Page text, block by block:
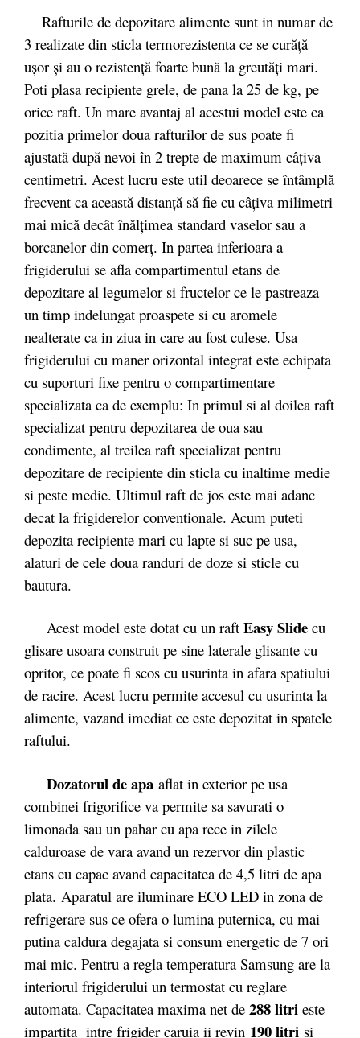
Rafturile de depozitare alimente sunt in numar de
3 realizate din sticla termorezistenta ce se curăță
ușor și au o rezistență foarte bună la greutăți mari.
Poti plasa recipiente grele, de pana la 25 de kg, pe
orice raft. Un mare avantaj al acestui model este ca
pozitia primelor doua rafturilor de sus poate fi
ajustată după nevoi în 2 trepte de maximum câţiva
centimetri. Acest lucru este util deoarece se întâmplă
frecvent ca această distanţă să fie cu câţiva milimetri
mai mică decât înălţimea standard vaselor sau a
borcanelor din comerţ. In partea inferioara a
frigiderului se afla compartimentul etans de
depozitare al legumelor si fructelor ce le pastreaza
un timp indelungat proaspete si cu aromele
nealterate ca in ziua in care au fost culese. Usa
frigiderului cu maner orizontal integrat este echipata
cu suporturi fixe pentru o compartimentare
specializata ca de exemplu: In primul si al doilea raft
specializat pentru depozitarea de oua sau
condimente, al treilea raft specializat pentru
depozitare de recipiente din sticla cu inaltime medie
si peste medie. Ultimul raft de jos este mai adanc
decat la frigiderelor conventionale. Acum puteti
depozita recipiente mari cu lapte si suc pe usa,
alaturi de cele doua randuri de doze si sticle cu
bautura.
Acest model este dotat cu un raft Easy Slide cu
glisare usoara construit pe sine laterale glisante cu
opritor, ce poate fi scos cu usurinta in afara spatiului
de racire. Acest lucru permite accesul cu usurinta la
alimente, vazand imediat ce este depozitat in spatele
raftului.
Dozatorul de apa aflat in exterior pe usa
combinei frigorifice va permite sa savurati o
limonada sau un pahar cu apa rece in zilele
calduroase de vara avand un rezervor din plastic
etans cu capac avand capacitatea de 4,5 litri de apa
plata. Aparatul are iluminare ECO LED in zona de
refrigerare sus ce ofera o lumina puternica, cu mai
putina caldura degajata si consum energetic de 7 ori
mai mic. Pentru a regla temperatura Samsung are la
interiorul frigiderului un termostat cu reglare
automata. Capacitatea maxima net de 288 litri este
impartita intre frigider caruia ii revin 190 litri si